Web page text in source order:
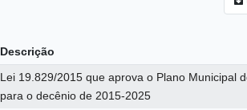
Descrição
Lei 19.829/2015 que aprova o Plano Municipal
para o decênio de 2015-2025